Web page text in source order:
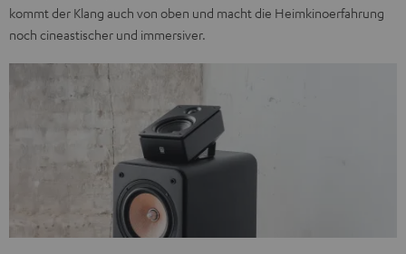
kommt der Klang auch von oben und macht die Heimkinoerfahrung
noch cineastischer und immersiver.